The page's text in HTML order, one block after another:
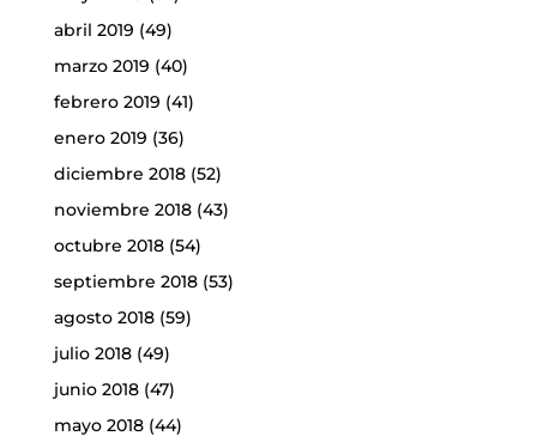
abril 2019 (49)
marzo 2019 (40)
febrero 2019 (41)
enero 2019 (36)
diciembre 2018(52)
noviembre 2018(43)
octubre 2018(54)
septiembre 2018(53)
agosto 2018(59)
julio 2018(49)
junio 2018(47)
mayo 2018(44)